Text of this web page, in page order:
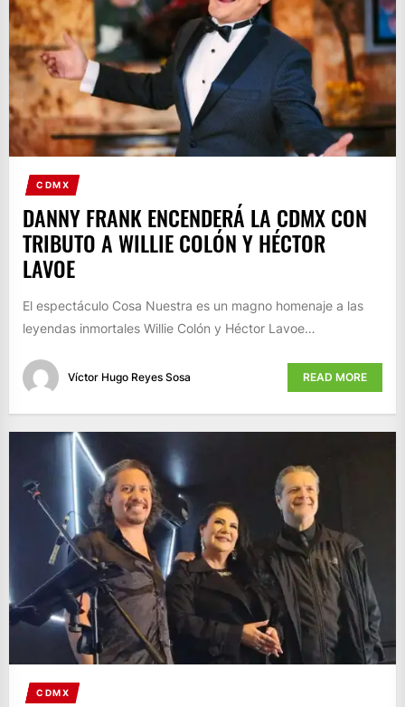
CDMX
DANNY FRANK ENCENDERÁ LA CDMX CON
TRIBUTO A WILLIE COLÓN Y HÉCTOR
LAVOE
El espectáculo Cosa Nuestra es un magno homenaje a las
leyendas inmortales Willie Colón y Héctor Lavoe…
Víctor Hugo Reyes Sosa READ MORE
CDMX